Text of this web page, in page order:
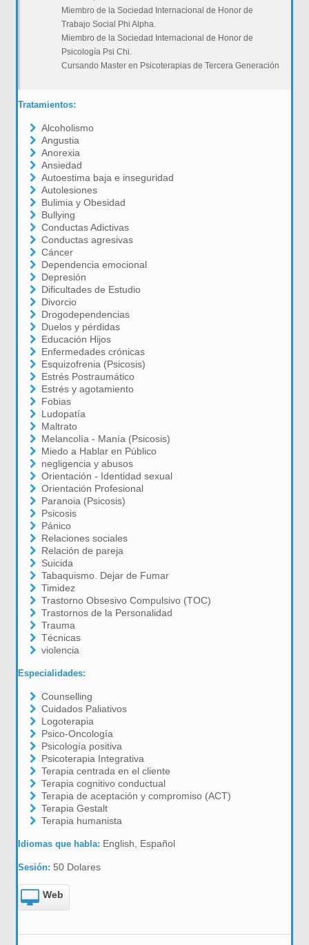
Miembro de la Sociedad Internacional de Honor de
Trabajo Social Phi Alpha.
Miembro de la Sociedad Internacional de Honor de
Psicología Psi Chi.
Cursando Master en Psicoterapias de Tercera Generación
Tratamientos:
Alcoholismo
Angustia
Anorexia
Ansiedad
Autoestima baja e inseguridad
Autolesiones
Bulimia y Obesidad
Bullying
Conductas Adictivas
Conductas agresivas
Cáncer
Dependencia emocional
Depresión
Dificultades de Estudio
Divorcio
Drogodependencias
Duelos y pérdidas
Educación Hijos
Enfermedades crónicas
Esquizofrenia (Psicosis)
Estrés Postraumático
Estrés y agotamiento
Fobias
Ludopatía
Maltrato
Melancolía - Manía (Psicosis)
Miedo a Hablar en Público
negligencia y abusos
Orientación - Identidad sexual
Orientación Profesional
Paranoia (Psicosis)
Psicosis
Pánico
Relaciones sociales
Relación de pareja
Suicida
Tabaquismo. Dejar de Fumar
Timidez
Trastorno Obsesivo Compulsivo (TOC)
Trastornos de la Personalidad
Trauma
Técnicas
violencia
Especialidades:
Counselling
Cuidados Paliativos
Logoterapia
Psico-Oncología
Psicología positiva
Psicoterapia Integrativa
Terapia centrada en el cliente
Terapia cognitivo conductual
Terapia de aceptación y compromiso (ACT)
Terapia Gestalt
Terapia humanista
Idiomas que habla: English, Español
Sesión: 50 Dolares
Web